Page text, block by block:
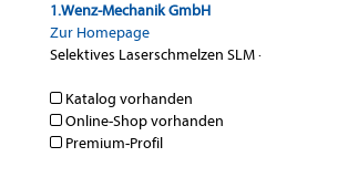
1.Wenz-Mechanik GmbH
Zur Homepage
Selektives Laserschmelzen SLM·
Katalog vorhanden
Online-Shop vorhanden
Premium-Profil